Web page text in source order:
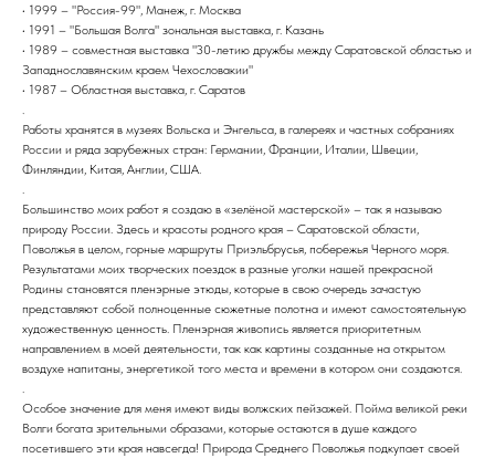
• 1999 – "Россия-99", Манеж, г. Москва
• 1991 – "Большая Волга" зональная выставка, г. Казань
• 1989 – совместная выставка "30-летию дружбы между Саратовской областью и
Западнославянским краем Чехословакии"
• 1987 – Областная выставка, г. Саратов
.
Работы хранятся в музеях Вольска и Энгельса, в галереях и частных собраниях
России и ряда зарубежных стран: Германии, Франции, Италии, Швеции,
Финляндии, Китая, Англии, США.
.
Большинство моих работ я создаю в «зелёной мастерской» – так я называю
природу России. Здесь и красоты родного края – Саратовской области,
Поволжья в целом, горные маршруты Приэльбрусья, побережья Черного моря.
Результатами моих творческих поездок в разные уголки нашей прекрасной
Родины становятся пленэрные этюды, которые в свою очередь зачастую
представляют собой полноценные сюжетные полотна и имеют самостоятельную
художественную ценность. Пленэрная живопись является приоритетным
направлением в моей деятельности, так как картины созданные на открытом
воздухе напитаны, энергетикой того места и времени в котором они создаются.
.
Особое значение для меня имеют виды волжских пейзажей. Пойма великой реки
Волги богата зрительными образами, которые остаются в душе каждого
посетившего эти края навсегда! Природа Среднего Поволжья подкупает своей